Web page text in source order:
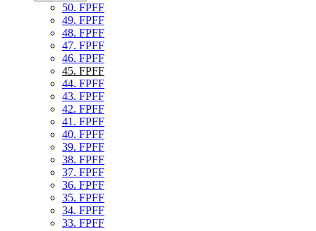
50. FPFF
49. FPFF
48. FPFF
47. FPFF
46. FPFF
45. FPFF
44. FPFF
43. FPFF
42. FPFF
41. FPFF
40. FPFF
39. FPFF
38. FPFF
37. FPFF
36. FPFF
35. FPFF
34. FPFF
33. FPFF